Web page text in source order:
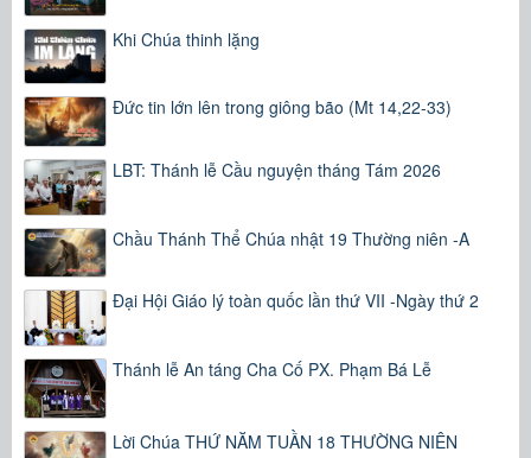
Khi Chúa thinh lặng
Đức tin lớn lên trong giông bão (Mt 14,22-33)
LBT: Thánh lễ Cầu nguyện tháng Tám 2026
Chầu Thánh Thể Chúa nhật 19 Thường niên -A
Đại Hội Giáo lý toàn quốc lần thứ VII -Ngày thứ 2
Thánh lễ An táng Cha Cố PX. Phạm Bá Lễ
Lời Chúa THỨ NĂM TUẦN 18 THƯỜNG NIÊN